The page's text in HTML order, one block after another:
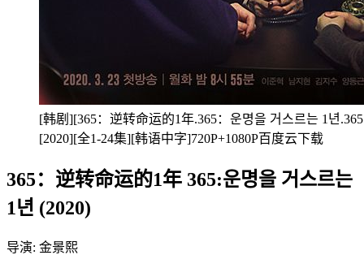
[韩剧][365：逆转命运的1年.365：운명을 거스르는 1년.365
[2020][全1-24集][韩语中字]720P+1080P百度云下载
365：逆转命运的1年 365:운명을 거스르는
1년 (2020)
导演: 金景熙